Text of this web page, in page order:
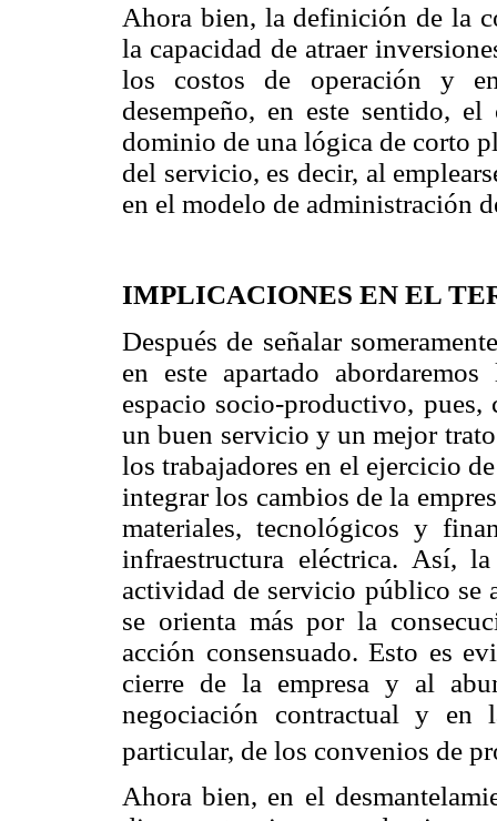
Ahora bien, la definición de la
la capacidad de atraer
los costos de operación y
desempeño, en este sentido,
dominio de una lógica de corto
del servicio, es decir, al
en el modelo de administración
IMPLICACIONES EN EL
Después de señalar
en este apartado
espacio socio-productivo, pues,
un buen servicio y un mejor
los trabajadores en el ejercicio
integrar los cambios de la
materiales, tecnológicos y
infraestructura eléctrica. Así,
actividad de servicio público se
se orienta más por la
acción consensuado. Esto es
cierre de la empresa y al
negociación contractual y en
particular, de los convenios de
Ahora bien, en el